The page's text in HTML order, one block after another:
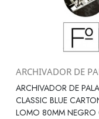

ARCHIVADOR DE
ARCHIVADOR DE
CLASSIC BLUE
LOMO 80MM NEGRO